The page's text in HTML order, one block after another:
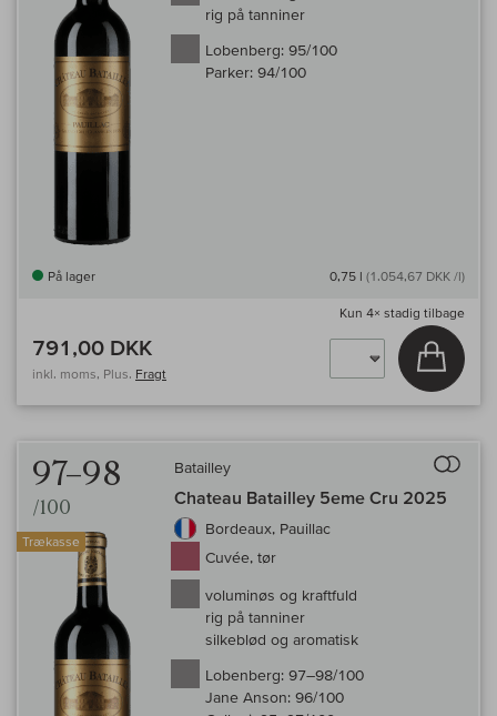
rig på tanniner
Lobenberg: 95/100
Parker: 94/100
På lager 0,75 l (1.054,67 DKK /l)
Kun 4× stadig tilbage
791,00 DKK
inkl. moms, Plus. Fragt
Læg i
97–98
/100
Trækasse
Batailley
Chateau Batailley 5eme Cru 2025
Bordeaux, Pauillac
Cuvée, tør
voluminøs og kraftfuld
rig på tanniner
silkeblød og aromatisk
Lobenberg: 97–98/100
Jane Anson: 96/100